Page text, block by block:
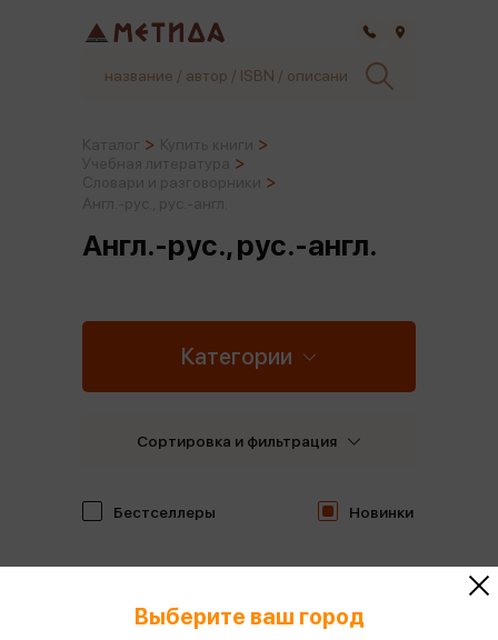
Англ.-рус., рус.-англ.
Категории
Бестселлеры Новинки
Сортировка и фильтрация
Выберите ваш город